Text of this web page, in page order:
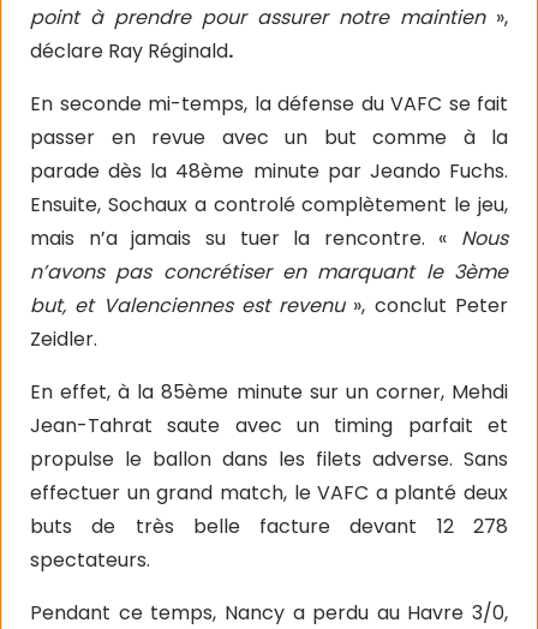
point à prendre pour assurer notre maintien»,
déclare Ray Réginald.
En seconde mi-temps, la défense du VAFC se fait
passer en revue avec un but comme à la
parade dès la 48ème minute par Jeando Fuchs.
Ensuite, Sochaux a controlé complètement le jeu,
mais n’a jamais su tuer la rencontre. « Nous
n’avons pas concrétiser en marquant le 3ème
but, et Valenciennes est revenu », conclut Peter
Zeidler.
En effet, à la 85ème minute sur un corner, Mehdi
Jean-Tahrat saute avec un timing parfait et
propulse le ballon dans les filets adverse. Sans
effectuer un grand match, le VAFC a planté deux
buts de très belle facture devant 12 278
spectateurs.
Pendant ce temps, Nancy a perdu au Havre 3/0,